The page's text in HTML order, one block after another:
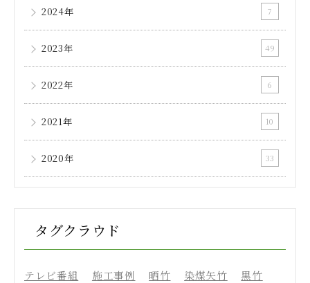
2024年 7
2023年 49
2022年 6
2021年 10
2020年 33
タグクラウド
テレビ番組 施工事例 晒竹 染煤矢竹 黒竹